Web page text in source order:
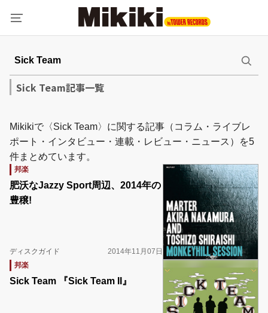
Sick Team記事一覧
Mikikiで〈Sick Team〉に関する記事（コラム・ライブレ
ポート・インタビュー・連載・レビュー・ニュース）を5
件まとめています。
邦楽
肥沃なJazzy Sport周辺、2014年の
豊穣!
ディスクガイド
2014年11月07日
邦楽
Sick Team 『Sick Team II』